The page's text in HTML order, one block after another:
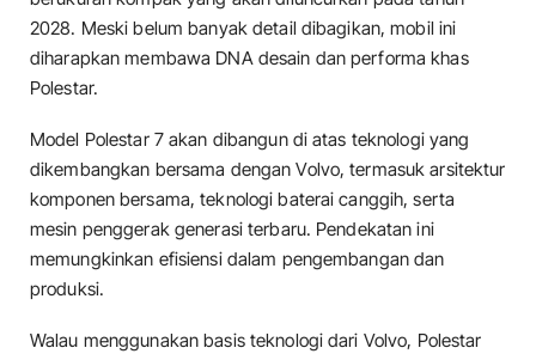
2028. Meski belum banyak detail dibagikan, mobil ini
diharapkan membawa DNA desain dan performa khas
Polestar.
Model Polestar 7 akan dibangun di atas teknologi yang
dikembangkan bersama dengan Volvo, termasuk arsitektur
komponen bersama, teknologi baterai canggih, serta
mesin penggerak generasi terbaru. Pendekatan ini
memungkinkan efisiensi dalam pengembangan dan
produksi.
Walau menggunakan basis teknologi dari Volvo, Polestar